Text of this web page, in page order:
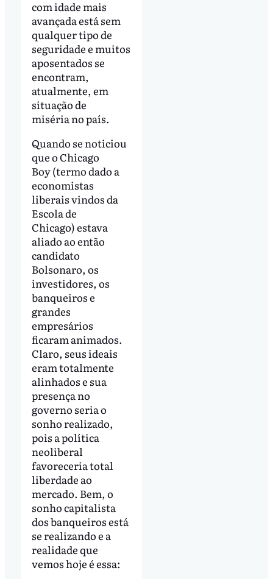
com idade mais
avançada está sem
qualquer tipo de
seguridade e muitos
aposentados se
encontram,
atualmente, em
situação de
miséria no país.
Quando se noticiou
que o Chicago
Boy (termo dado a
economistas
liberais vindos da
Escola de
Chicago) estava
aliado ao então
candidato
Bolsonaro, os
investidores, os
banqueiros e
grandes
empresários
ficaram animados.
Claro, seus ideais
eram totalmente
alinhados e sua
presença no
governo seria o
sonho realizado,
pois a política
neoliberal
favoreceria total
liberdade ao
mercado. Bem, o
sonho capitalista
dos banqueiros está
se realizando e a
realidade que
vemos hoje é essa: